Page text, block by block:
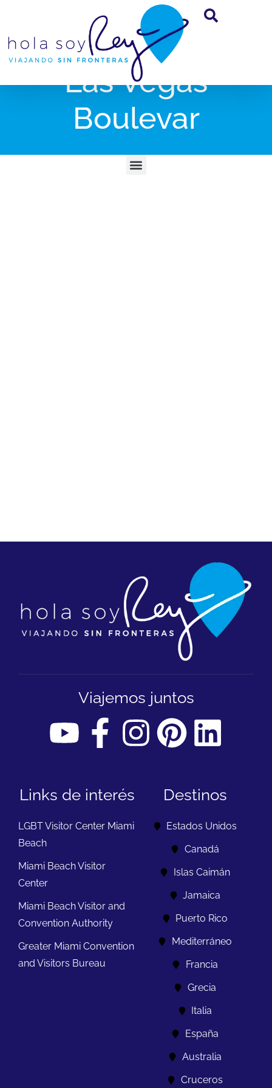
Las Vegas
Boulevar
Viajemos juntos
Links de interés
LGBT Visitor Center Miami
Beach
Miami Beach Visitor
Center
Miami Beach Visitor and
Convention Authority
Greater Miami Convention
and Visitors Bureau
Destinos
Estados Unidos
Canadá
Islas Caimán
Jamaica
Puerto Rico
Mediterráneo
Francia
Grecia
Italia
España
Australia
Cruceros